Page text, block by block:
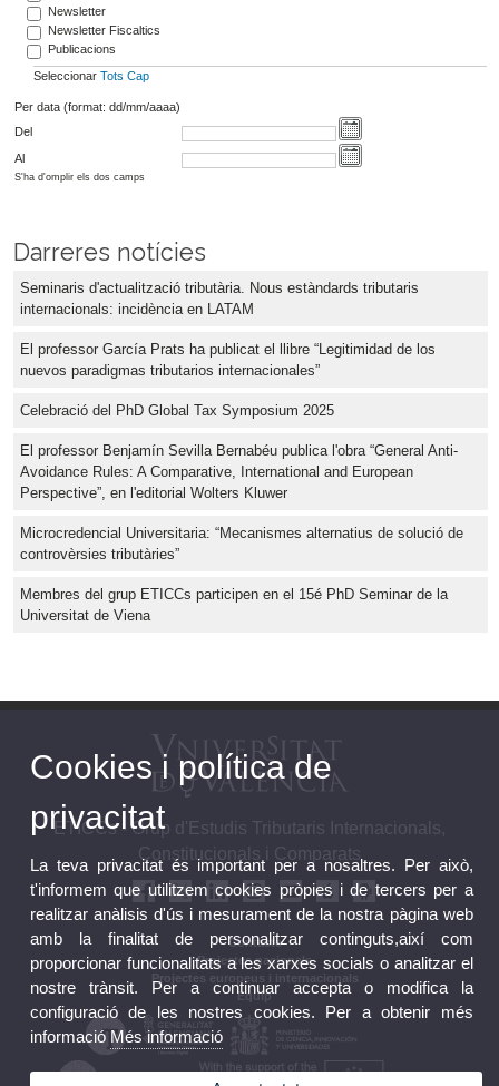
Newsletter
Newsletter Fiscaltics
Publicacions
Seleccionar Tots Cap
Per data (format: dd/mm/aaaa)
Del
Al
S'ha d'omplir els dos camps
Darreres notícies
Seminaris d'actualització tributària. Nous estàndards tributaris
internacionals: incidència en LATAM
El professor García Prats ha publicat el llibre “Legitimidad de los
nuevos paradigmas tributarios internacionales”
Celebració del PhD Global Tax Symposium 2025
El professor Benjamín Sevilla Bernabéu publica l'obra “General Anti-
Avoidance Rules: A Comparative, International and European
Perspective”, en l'editorial Wolters Kluwer
Microcredencial Universitaria: “Mecanismes alternatius de solució de
controvèrsies tributàries”
Membres del grup ETICCs participen en el 15é PhD Seminar de la
Universitat de Viena
ETICCs - Grup d'Estudis Tributaris Internacionals,
Constitucionals i Comparats
Contacte
Projectes nacionals
Projectes europeus i internacionals
Equip
Cookies i política de
privacitat
La teva privacitat és important per a nosaltres. Per això,
t'informem que utilitzem cookies pròpies i de tercers per a
realitzar anàlisis d'ús i mesurament de la nostra pàgina web
amb la finalitat de personalitzar continguts,així com
proporcionar funcionalitats a les xarxes socials o analitzar el
nostre trànsit. Per a continuar accepta o modifica la
configuració de les nostres cookies. Per a obtenir més
informacióMés informació